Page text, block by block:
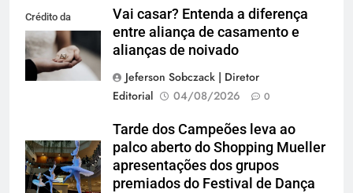
Crédito da
imagem: Pexels
Vai casar? Entenda a diferença
entre aliança de casamento e
alianças de noivado
Jeferson Sobczack | Diretor
Editorial
04/08/2026 0
Tarde dos Campeões leva ao
palco aberto do Shopping Mueller
apresentações dos grupos
premiados do Festival de Dança